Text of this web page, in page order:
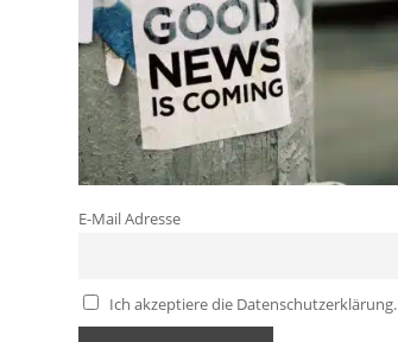
E-Mail Adresse
Ich akzeptiere die Datenschutzerklärung.